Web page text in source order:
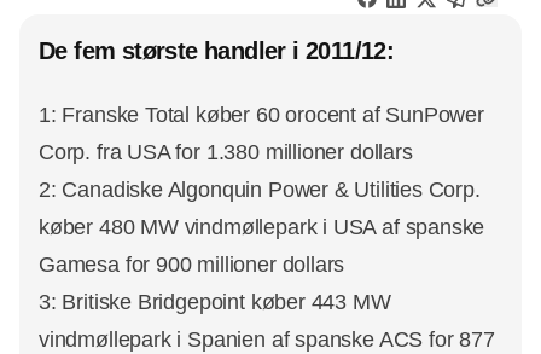
De fem største handler i 2011/12:
1: Franske Total køber 60 orocent af SunPower
Corp. fra USA for 1.380 millioner dollars
2: Canadiske Algonquin Power & Utilities Corp.
køber 480 MW vindmøllepark i USA af spanske
Gamesa for 900 millioner dollars
3: Britiske Bridgepoint køber 443 MW
vindmøllepark i Spanien af spanske ACS for 877